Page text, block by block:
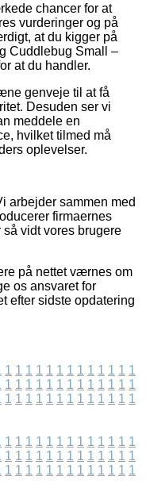
chancer for at
vurderinger og på
at du kigger på
Cuddlebug Small –
at du handler.
genveje til at få
Desuden ser vi
meddele en
hvilket tilmed må
oplevelser.
arbejder sammen med
firmaernes
vidt vores brugere
på nettet værnes om
os ansvaret for
efter sidste opdatering
1 1 1 1 1 1 1 1 1 1 1 1 1
1 1 1 1 1 1 1 1 1 1 1 1 1
1 1 1 1 1 1 1 1 1 1 1 1 1
1 1 1 1 1 1 1 1 1 1 1 1 1
1 1 1 1 1 1 1 1 1 1 1 1 1
1 1 1 1 1 1 1 1 1 1 1 1 1